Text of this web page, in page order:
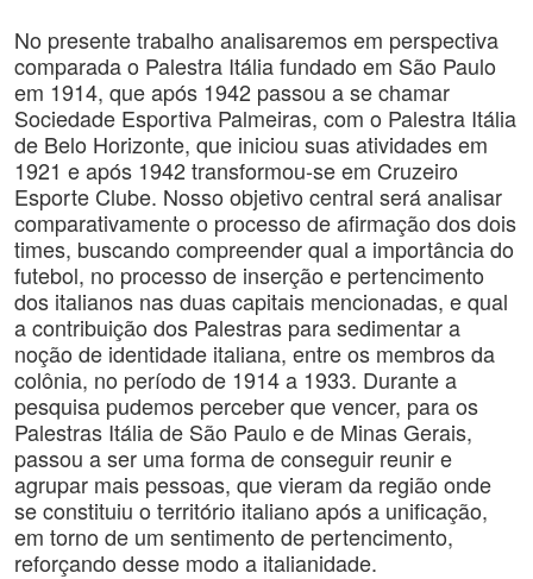
No presente trabalho analisaremos em perspectiva
comparada o Palestra Itália fundado em São Paulo
em 1914, que após 1942 passou a se chamar
Sociedade Esportiva Palmeiras, com o Palestra Itália
de Belo Horizonte, que iniciou suas atividades em
1921 e após 1942 transformou-se em Cruzeiro
Esporte Clube. Nosso objetivo central será analisar
comparativamente o processo de afirmação dos dois
times, buscando compreender qual a importância do
futebol, no processo de inserção e pertencimento
dos italianos nas duas capitais mencionadas, e qual
a contribuição dos Palestras para sedimentar a
noção de identidade italiana, entre os membros da
colônia, no período de 1914 a 1933. Durante a
pesquisa pudemos perceber que vencer, para os
Palestras Itália de São Paulo e de Minas Gerais,
passou a ser uma forma de conseguir reunir e
agrupar mais pessoas, que vieram da região onde
se constituiu o território italiano após a unificação,
em torno de um sentimento de pertencimento,
reforçando desse modo a italianidade.